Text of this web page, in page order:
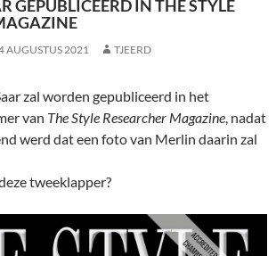
GEPUBLICEERD IN THE STYLE
AUGUSTUS 2021 TJEERD
zal worden gepubliceerd in het
van The Style Researcher Magazine, nadat
werd dat een foto van Merlin daarin zal
tweeklapper?